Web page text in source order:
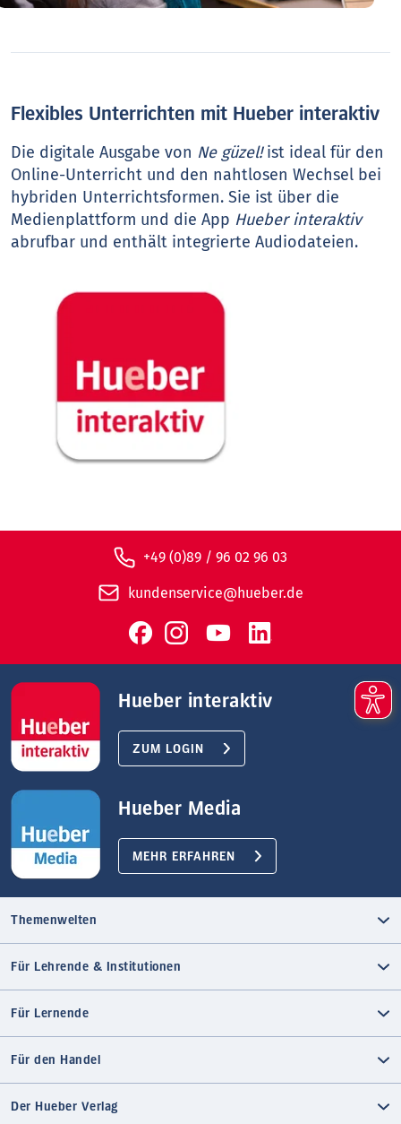
Flexibles Unterrichten mit Hueber interaktiv
Die digitale Ausgabe von Ne güzel!ist ideal für den
Online-Unterricht und den nahtlosen Wechsel bei
hybriden Unterrichtsformen. Sie ist über die
Medienplattform und die App Hueber interaktiv
abrufbar und enthält integrierte Audiodateien.
+49 (0)89 / 96 02 96 03
kundenservice@hueber.de
Hueber interaktiv
ZUM LOGIN
Hueber Media
MEHR ERFAHREN
Themenwelten
Für Lehrende & Institutionen
Für Lernende
Für den Handel
Der Hueber Verlag